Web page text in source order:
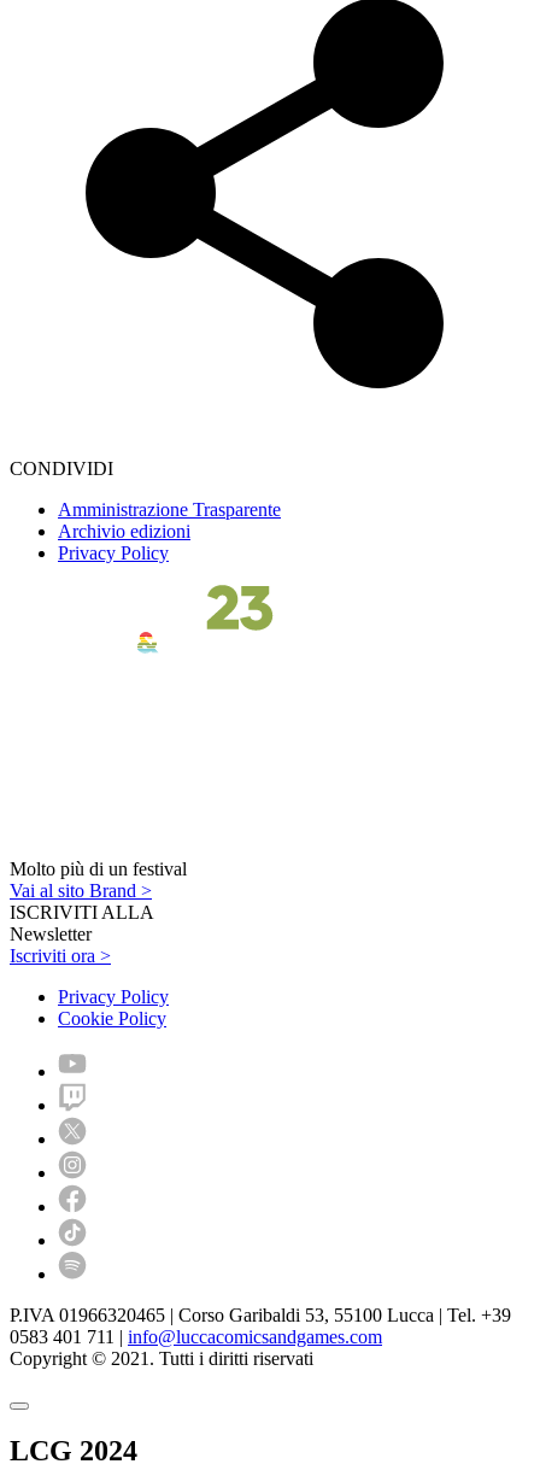
CONDIVIDI
Amministrazione Trasparente
Archivio edizioni
Privacy Policy
Molto più di un festival
Vai al sito Brand >
ISCRIVITI ALLA
Newsletter
Iscriviti ora >
Privacy Policy
Cookie Policy
P.IVA 01966320465 | Corso Garibaldi 53, 55100 Lucca | Tel. +39
0583 401 711 | info@luccacomicsandgames.com
Copyright © 2021. Tutti i diritti riservati
LCG 2024